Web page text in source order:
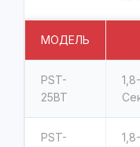
МОДЕЛЬ
PST-
25BT
PST-